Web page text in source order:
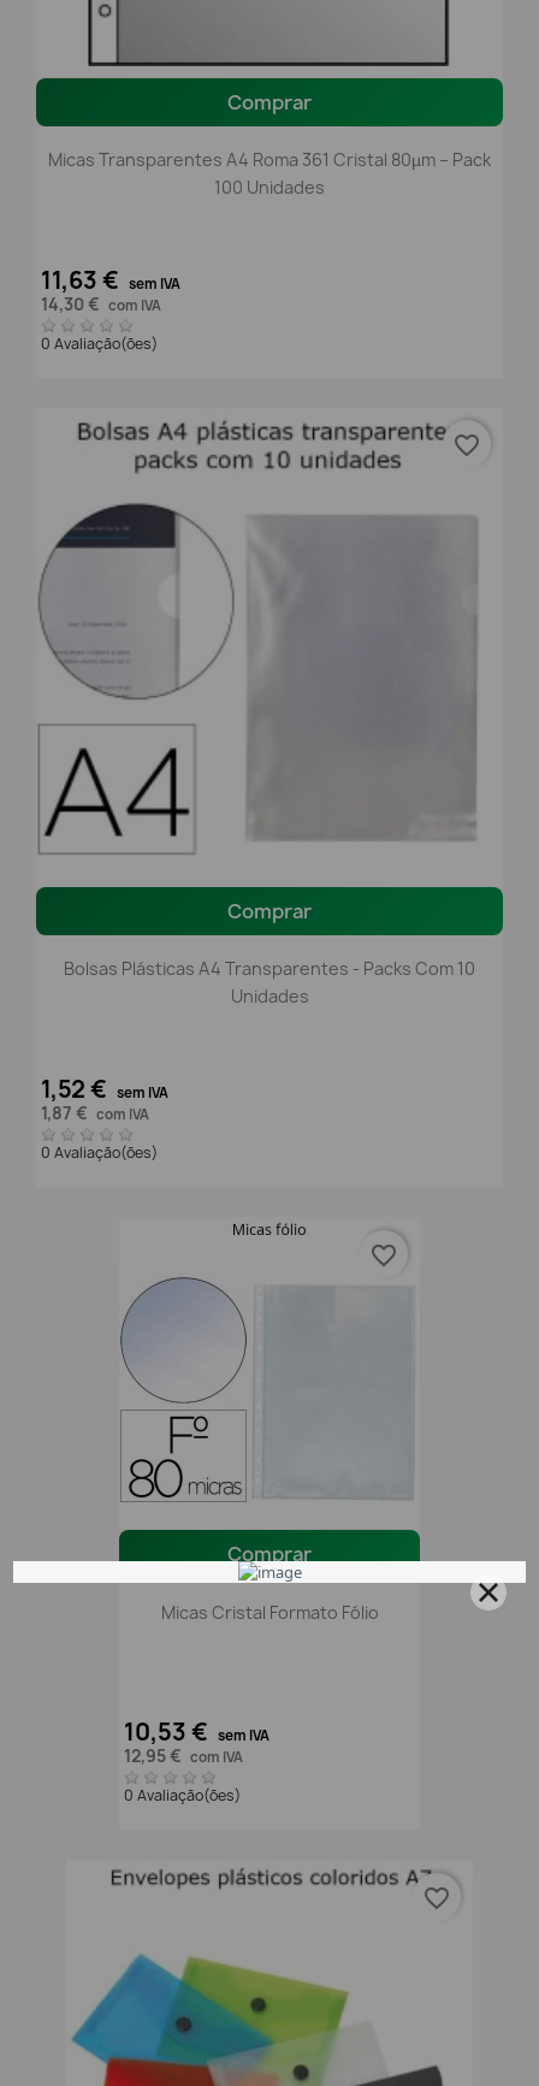
Comprar
Micas Transparentes A4 Roma 361 Cristal 80µm – Pack
100 Unidades
11,63 € sem IVA
14,30 € com IVA
0 Avaliação(ões)
Comprar
Bolsas Plásticas A4 Transparentes - Packs Com 10
Unidades
1,52 € sem IVA
1,87 € com IVA
0 Avaliação(ões)
favorite_border
Comprar
Micas Cristal Formato Fólio
10,53 € sem IVA
12,95 € com IVA
0 Avaliação(ões)
favorite_border
favorite_border